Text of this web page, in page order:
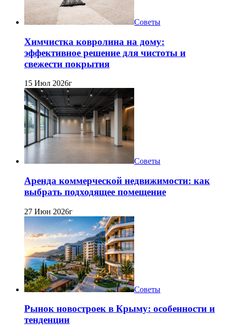
Советы
Химчистка ковролина на дому:
эффективное решение для чистоты и
свежести покрытия
15 Июл 2026г
Советы
Аренда коммерческой недвижимости: как
выбрать подходящее помещение
27 Июн 2026г
Советы
Рынок новостроек в Крыму: особенности и
тенденции